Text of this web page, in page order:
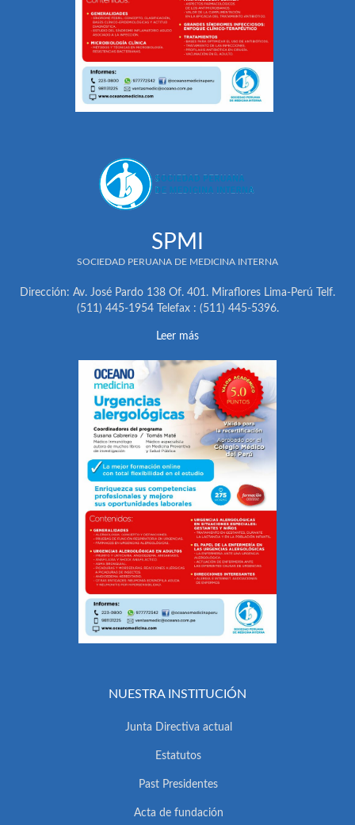
SPMI
SOCIEDAD PERUANA DE MEDICINA INTERNA
Dirección: Av. José Pardo 138 Of. 401. Miraflores Lima-Perú Telf.
(511) 445-1954 Telefax : (511) 445-5396.
Leer más
NUESTRA INSTITUCIÓN
Junta Directiva actual
Estatutos
Past Presidentes
Acta de fundación